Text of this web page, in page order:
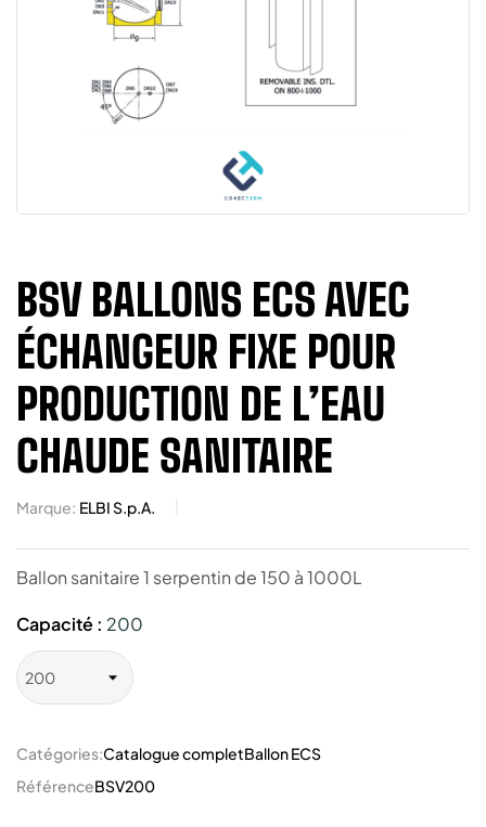
BSV BALLONS ECS AVEC
ÉCHANGEUR FIXE POUR
PRODUCTION DE L’EAU
CHAUDE SANITAIRE
Marque: ELBI S.p.A.
Ballon sanitaire 1 serpentin de 150 à 1000L
Capacité : 200
Catégories:Catalogue completBallon ECS
RéférenceBSV200